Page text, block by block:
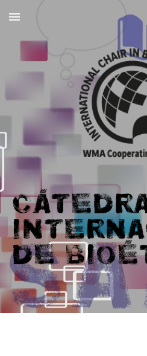
Skip to main content